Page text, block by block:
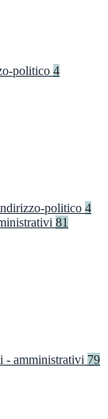
politico 4
politico 4
81
- amministrativi 79